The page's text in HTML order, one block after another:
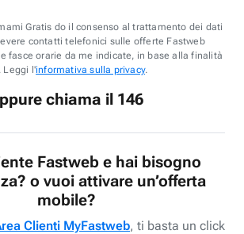
Gratis do il consenso al trattamento dei dati
contatti telefonici sulle offerte Fastweb
fasce orarie da me indicate, in base alla finalità
Leggi l'informativa sulla privacy.
chiama il 146
Fastweb e hai bisogno
o vuoi attivare un’offerta
mobile?
Clienti MyFastweb, ti basta un click